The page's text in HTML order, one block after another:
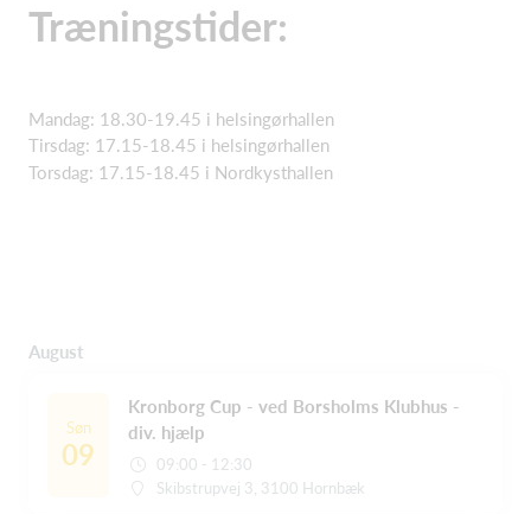
Træningstider:
Mandag: 18.30-19.45 i helsingørhallen
Tirsdag: 17.15-18.45 i helsingørhallen
Torsdag: 17.15-18.45 i Nordkysthallen
August
Søn
09
Kronborg Cup - ved Borsholms Klubhus -
div. hjælp
09:00 - 12:30
Skibstrupvej 3, 3100 Hornbæk